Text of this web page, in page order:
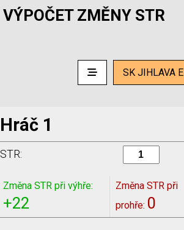
VÝPOČET ZMĚNY STR
SK JIHLAVA E
Hráč 1
STR:
Změna STR při výhře:
+22
Změna STR při
prohře: 0